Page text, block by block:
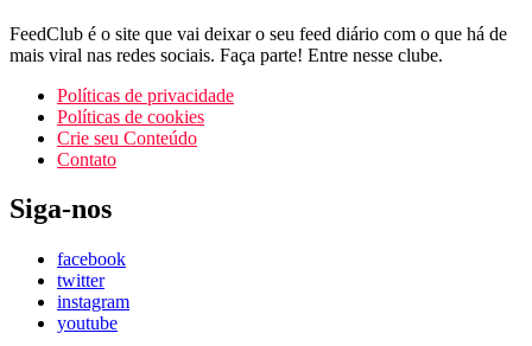
FeedClub é o site que vai deixar o seu feed diário com o que há de
mais viral nas redes sociais. Faça parte! Entre nesse clube.
Políticas de privacidade
Políticas de cookies
Crie seu Conteúdo
Contato
Siga-nos
facebook
twitter
instagram
youtube